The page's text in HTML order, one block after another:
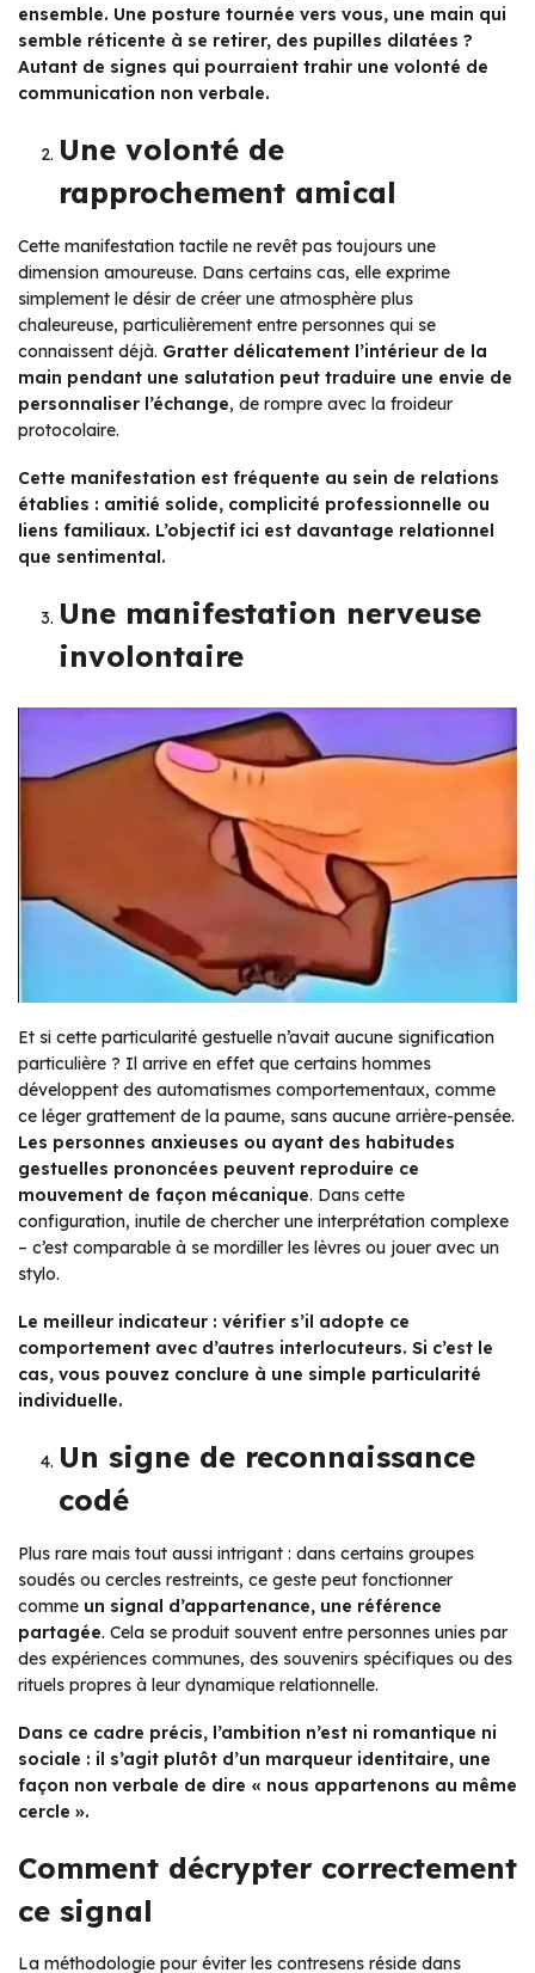
ensemble. Une posture tournée vers vous, une main qui
semble réticente à se retirer, des pupilles dilatées ?
Autant de signes qui pourraient trahir une volonté de
communication non verbale.
Une volonté de
rapprochement amical
Cette manifestation tactile ne revêt pas toujours une
dimension amoureuse. Dans certains cas, elle exprime
simplement le désir de créer une atmosphère plus
chaleureuse, particulièrement entre personnes qui se
connaissent déjà. Gratter délicatement l’intérieur de la
main pendant une salutation peut traduire une envie de
personnaliser l’échange, de rompre avec la froideur
protocolaire.
Cette manifestation est fréquente au sein de relations
établies : amitié solide, complicité professionnelle ou
liens familiaux. L’objectif ici est davantage relationnel
que sentimental.
Une manifestation nerveuse
involontaire
Et si cette particularité gestuelle n’avait aucune signification
particulière ? Il arrive en effet que certains hommes
développent des automatismes comportementaux, comme
ce léger grattement de la paume, sans aucune arrière-pensée.
Les personnes anxieuses ou ayant des habitudes
gestuelles prononcées peuvent reproduire ce
mouvement de façon mécanique. Dans cette
configuration, inutile de chercher une interprétation complexe
– c’est comparable à se mordiller les lèvres ou jouer avec un
stylo.
Le meilleur indicateur : vérifier s’il adopte ce
comportement avec d’autres interlocuteurs. Si c’est le
cas, vous pouvez conclure à une simple particularité
individuelle.
Un signe de reconnaissance
codé
Plus rare mais tout aussi intrigant : dans certains groupes
soudés ou cercles restreints, ce geste peut fonctionner
comme un signal d’appartenance, une référence
partagée. Cela se produit souvent entre personnes unies par
des expériences communes, des souvenirs spécifiques ou des
rituels propres à leur dynamique relationnelle.
Dans ce cadre précis, l’ambition n’est ni romantique ni
sociale : il s’agit plutôt d’un marqueur identitaire, une
façon non verbale de dire « nous appartenons au même
cercle ».
Comment décrypter correctement
ce signal
La méthodologie pour éviter les contresens réside dans